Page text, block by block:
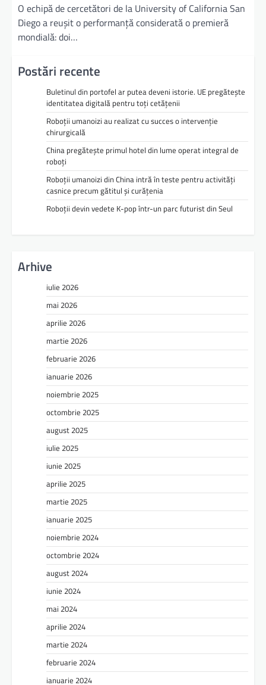
O echipă de cercetători de la University of California San
Diego a reușit o performanță considerată o premieră
mondială: doi…
Postări recente
Buletinul din portofel ar putea deveni istorie. UE pregătește
identitatea digitală pentru toți cetățenii
Roboții umanoizi au realizat cu succes o intervenție
chirurgicală
China pregătește primul hotel din lume operat integral de
roboți
Roboții umanoizi din China intră în teste pentru activități
casnice precum gătitul și curățenia
Roboții devin vedete K-pop într-un parc futurist din Seul
Arhive
iulie 2026
mai 2026
aprilie 2026
martie 2026
februarie 2026
ianuarie 2026
noiembrie 2025
octombrie 2025
august 2025
iulie 2025
iunie 2025
aprilie 2025
martie 2025
ianuarie 2025
noiembrie 2024
octombrie 2024
august 2024
iunie 2024
mai 2024
aprilie 2024
martie 2024
februarie 2024
ianuarie 2024